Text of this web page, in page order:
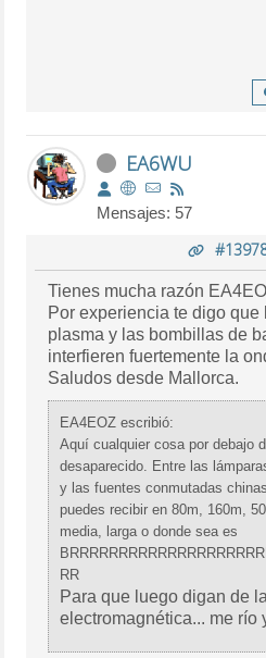
EA6WU
Mensajes: 57
Tienes mucha razón
Por experiencia te digo
plasma y las bombillas de
interfieren fuertemente la
Saludos desde Mallorca.
EA4EOZ escribió:
Aquí cualquier cosa por debajo
desaparecido. Entre las
y las fuentes conmutadas
puedes recibir en 80m, 160m,
media, larga o donde sea es
RR
Para que luego digan de
electromagnética... me río